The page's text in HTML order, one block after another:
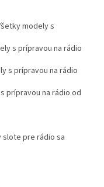
modely s
s prípravou na rádio
s prípravou na rádio
prípravou na rádio od
slote pre rádio sa